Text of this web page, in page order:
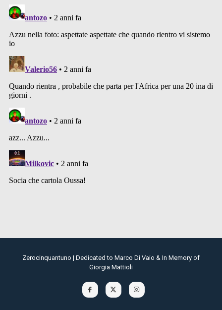
Zerocinquantuno | Dedicated to Marco Di Vaio & In Memory of
Giorgia Mattioli